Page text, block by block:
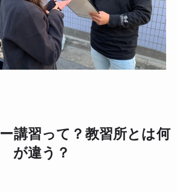
講習って？教習所とは何
が違う？